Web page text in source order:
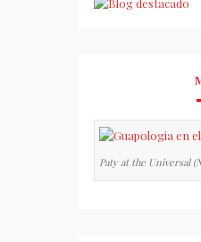
Paty at the Universal